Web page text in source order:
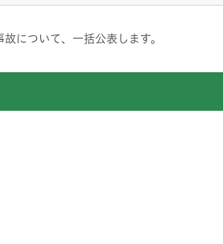
について、一括公表します。